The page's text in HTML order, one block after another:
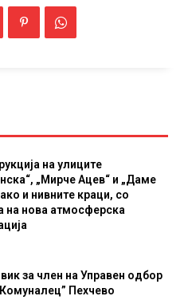
на улиците
„Мирче Ацев“ и „Даме
и нивните краци, со
на нова атмосферска
за член на Управен одбор
Пехчево